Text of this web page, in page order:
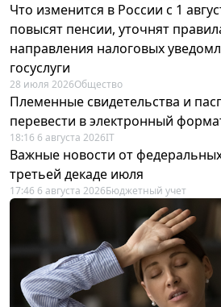
Что изменится в России с 1
повысят пенсии, уточнят
направления налоговых
госуслуги
28 июля 2026Общество
Племенные свидетельства и
перевести в электронный
18:16 6 августа 2026IT
Важные новости от
третьей декаде июля
17:46 6 августа 2026Бюджетный учет